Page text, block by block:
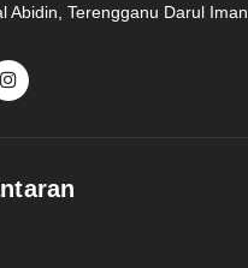
Abidin, Terengganu Darul Iman